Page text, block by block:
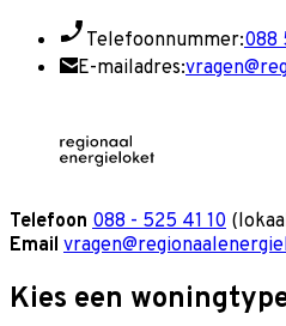
Telefoonnummer:088
E-mailadres:
Telefoon 088 - 525 41 10
Email
Kies een